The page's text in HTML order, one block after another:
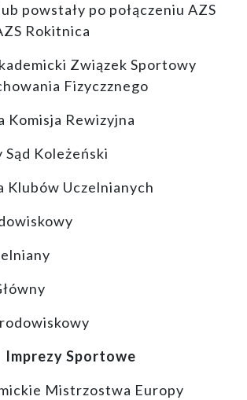
powstały po połączeniu AZS
Rokitnica
Związek Sportowy
Fizyczznego
Komisja Rewizyjna
Sąd Koleżeński
Klubów Uczelnianych
Imprezy Sportowe
Mistrzostwa Europy